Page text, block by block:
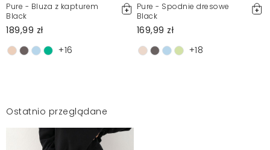
Pure - Bluza z kapturem
Black
189,99 zł
+16
Pure - Spodnie dresowe
Black
169,99 zł
+18
Ostatnio przeglądane